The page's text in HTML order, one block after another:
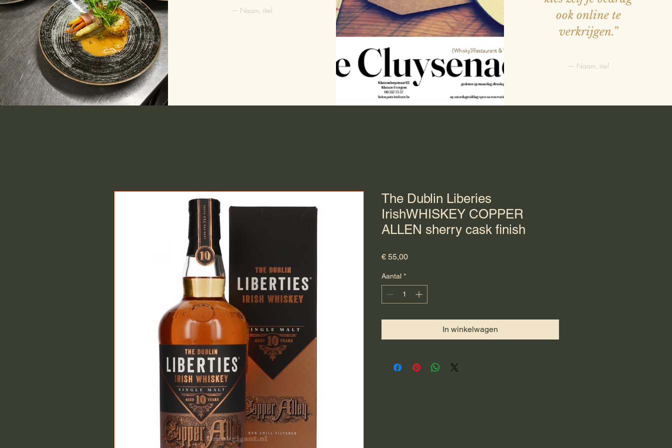
— Naam, titel
ook online te
verkrijgen.”
— Naam, titel
The Dublin Liberies
IrishWHISKEY COPPER
ALLEN sherry cask finish
€ 55,00Prijs
Aantal *
In winkelwagen